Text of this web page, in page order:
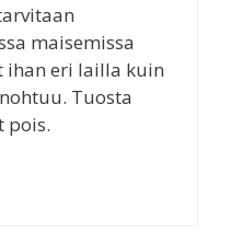
maisemissa
eri lailla kuin
Tuosta
pois.